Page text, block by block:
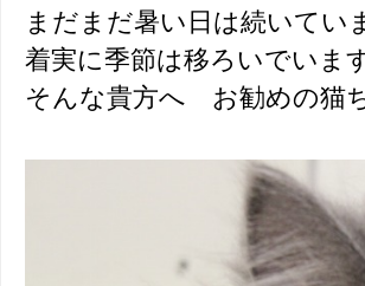
まだまだ暑い日は続いてい
着実に季節は移ろいでいます
そんな貴方へ お勧めの猫